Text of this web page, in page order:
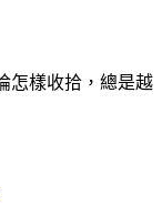
怎樣收拾，總是越